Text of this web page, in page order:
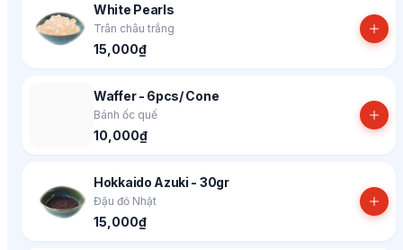
White Pearls
Trân châu trắng
15,000₫
Waffer - 6pcs/ Cone
Bánh ốc quế
10,000₫
Hokkaido Azuki - 30gr
Đậu đỏ Nhật
15,000₫